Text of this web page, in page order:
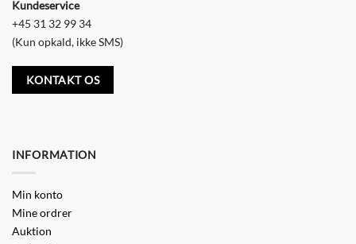
Kundeservice
+45 31 32 99 34
(Kun opkald, ikke SMS)
KONTAKT OS
INFORMATION
Min konto
Mine ordrer
Auktion